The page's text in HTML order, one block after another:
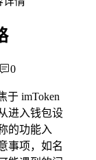
0
于 imToken
进入钱包设
的功能入
事项，如名